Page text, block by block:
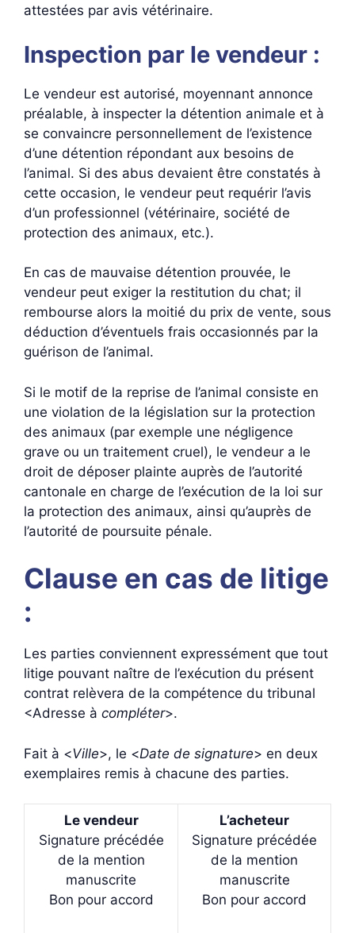
attestées par avis vétérinaire.
Inspection par le vendeur :
Le vendeur est autorisé, moyennant annonce
préalable, à inspecter la détention animale et à
se convaincre personnellement de l’existence
d’une détention répondant aux besoins de
l’animal. Si des abus devaient être constatés à
cette occasion, le vendeur peut requérir l’avis
d’un professionnel (vétérinaire, société de
protection des animaux, etc.).
En cas de mauvaise détention prouvée, le
vendeur peut exiger la restitution du chat; il
rembourse alors la moitié du prix de vente, sous
déduction d’éventuels frais occasionnés par la
guérison de l’animal.
Si le motif de la reprise de l’animal consiste en
une violation de la législation sur la protection
des animaux (par exemple une négligence
grave ou un traitement cruel), le vendeur a le
droit de déposer plainte auprès de l’autorité
cantonale en charge de l’exécution de la loi sur
la protection des animaux, ainsi qu’auprès de
l’autorité de poursuite pénale.
Clause en cas de litige
:
Les parties conviennent expressément que tout
litige pouvant naître de l’exécution du présent
contrat relèvera de la compétence du tribunal
<Adresse à compléter>.
Fait à <Ville>, le <Date de signature> en deux
exemplaires remis à chacune des parties.
Le vendeur
Signature précédée
de la mention
manuscrite
Bon pour accord
L’acheteur
Signature précédée
de la mention
manuscrite
Bon pour accord